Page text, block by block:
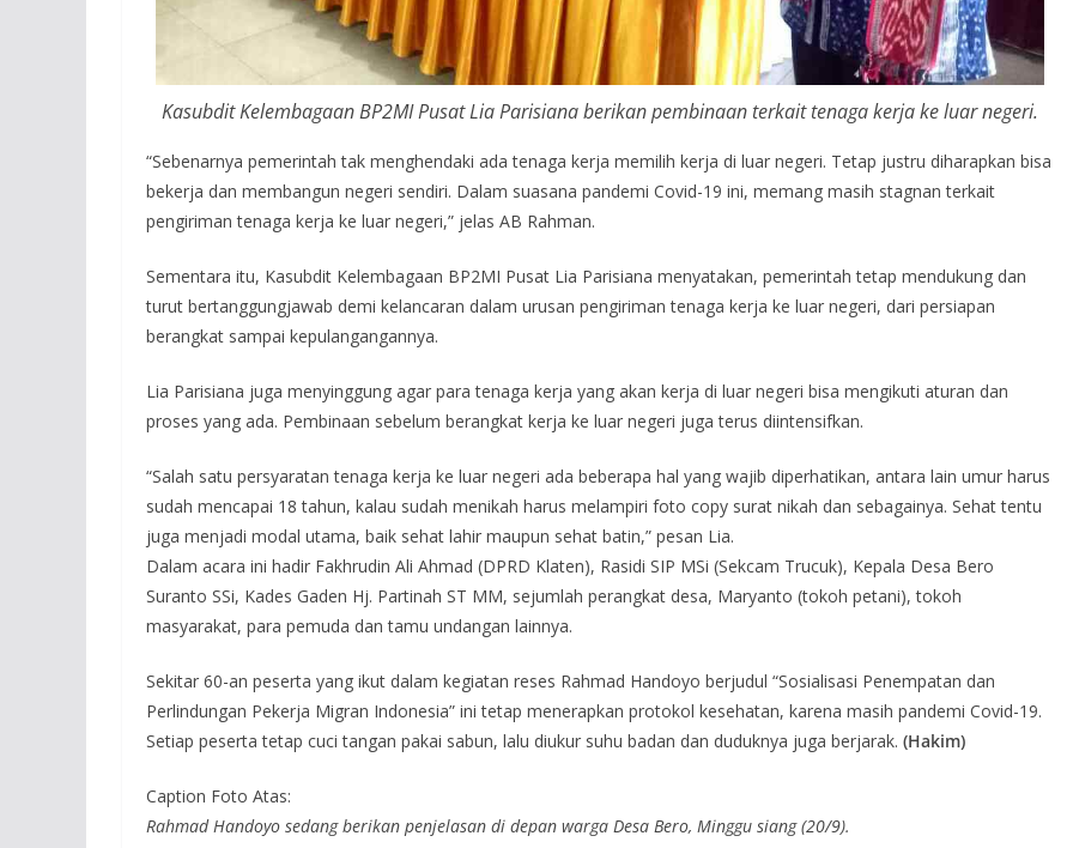
Kasubdit Kelembagaan BP2MI Pusat Lia Parisiana berikan pembinaan terkait tenaga kerja ke luar negeri.
“Sebenarnya pemerintah tak menghendaki ada tenaga kerja memilih kerja di luar negeri. Tetap justru diharapkan bisa
bekerja dan membangun negeri sendiri. Dalam suasana pandemi Covid-19 ini, memang masih stagnan terkait
pengiriman tenaga kerja ke luar negeri,” jelas AB Rahman.
Sementara itu, Kasubdit Kelembagaan BP2MI Pusat Lia Parisiana menyatakan, pemerintah tetap mendukung dan
turut bertanggungjawab demi kelancaran dalam urusan pengiriman tenaga kerja ke luar negeri, dari persiapan
berangkat sampai kepulangangannya.
Lia Parisiana juga menyinggung agar para tenaga kerja yang akan kerja di luar negeri bisa mengikuti aturan dan
proses yang ada. Pembinaan sebelum berangkat kerja ke luar negeri juga terus diintensifkan.
“Salah satu persyaratan tenaga kerja ke luar negeri ada beberapa hal yang wajib diperhatikan, antara lain umur harus
sudah mencapai 18 tahun, kalau sudah menikah harus melampiri foto copy surat nikah dan sebagainya. Sehat tentu
juga menjadi modal utama, baik sehat lahir maupun sehat batin,” pesan Lia.
Dalam acara ini hadir Fakhrudin Ali Ahmad (DPRD Klaten), Rasidi SIP MSi (Sekcam Trucuk), Kepala Desa Bero
Suranto SSi, Kades Gaden Hj. Partinah ST MM, sejumlah perangkat desa, Maryanto (tokoh petani), tokoh
masyarakat, para pemuda dan tamu undangan lainnya.
Sekitar 60-an peserta yang ikut dalam kegiatan reses Rahmad Handoyo berjudul “Sosialisasi Penempatan dan
Perlindungan Pekerja Migran Indonesia” ini tetap menerapkan protokol kesehatan, karena masih pandemi Covid-19.
Setiap peserta tetap cuci tangan pakai sabun, lalu diukur suhu badan dan duduknya juga berjarak. (Hakim)
Caption Foto Atas:
Rahmad Handoyo sedang berikan penjelasan di depan warga Desa Bero, Minggu siang (20/9).